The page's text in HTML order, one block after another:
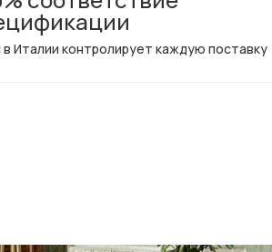
Италии контролирует каждую поставку